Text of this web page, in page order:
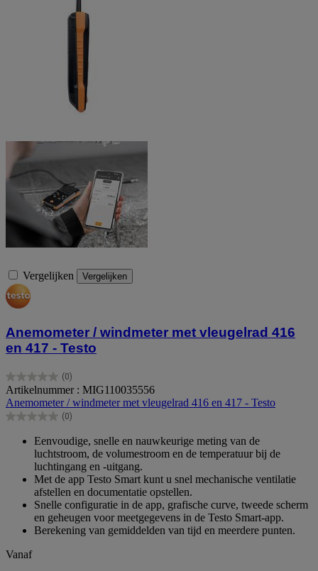
Vergelijken Vergelijken
Anemometer / windmeter met vleugelrad 416
en 417 - Testo
(0)
0.0
van
de
5
Artikelnummer : MIG110035556
Anemometer / windmeter met vleugelrad 416 en 417 - Testo
(0)
0.0
sterren.
Eenvoudige, snelle en nauwkeurige meting van de
luchtstroom, de volumestroom en de temperatuur bij de
luchtingang en -uitgang.
Met de app Testo Smart kunt u snel mechanische ventilatie
afstellen en documentatie opstellen.
Snelle configuratie in de app, grafische curve, tweede scherm
en geheugen voor meetgegevens in de Testo Smart-app.
Berekening van gemiddelden van tijd en meerdere punten.
Vanaf